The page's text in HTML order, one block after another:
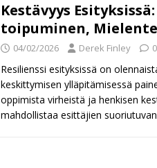
Kestävyys
toipuminen,
04/02/2026 Derek Finley 0
Resilienssi esityksissä on
keskittymisen ylläpitämisessä
oppimista virheistä ja henkisen
mahdollistaa esittäjien